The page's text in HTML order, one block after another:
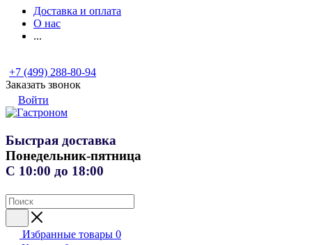
Доставка и оплата
О нас
...
+7 (499) 288-80-94
Заказать звонок
Войти
Быстрая доставка
Понедельник-пятница
С 10:00 до 18:00
Избранные товары 0